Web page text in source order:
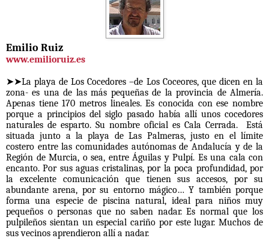
Emilio Ruiz
www.emilioruiz.es
➤➤La playa de Los Cocedores –de Los Coceores, que dicen en la
zona- es una de las más pequeñas de la provincia de Almería.
Apenas tiene 170 metros lineales. Es conocida con ese nombre
porque a principios del siglo pasado había allí unos cocedores
naturales de esparto. Su nombre oficial es Cala Cerrada.
Está
situada junto a la playa de Las Palmeras, justo en el límite
costero entre las comunidades autónomas de Andalucía y de la
Región de Murcia, o sea, entre Águilas y Pulpí. Es una cala con
encanto. Por sus aguas cristalinas, por la poca profundidad, por
la excelente comunicación que tienen sus accesos, por su
abundante arena, por su entorno mágico… Y también porque
forma una especie de piscina natural, ideal para niños muy
pequeños o personas que no saben nadar. Es normal que los
pulpileños sientan un especial cariño por este lugar. Muchos de
sus vecinos aprendieron allí a nadar.